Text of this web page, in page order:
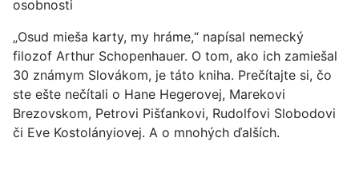
osobnosti
„Osud mieša karty, my hráme,“ napísal nemecký
filozof Arthur Schopenhauer. O tom, ako ich zamiešal
30 známym Slovákom, je táto kniha. Prečítajte si, čo
ste ešte nečítali o Hane Hegerovej, Marekovi
Brezovskom, Petrovi Pišťankovi, Rudolfovi Slobodovi
či Eve Kostolányiovej. A o mnohých ďalších.